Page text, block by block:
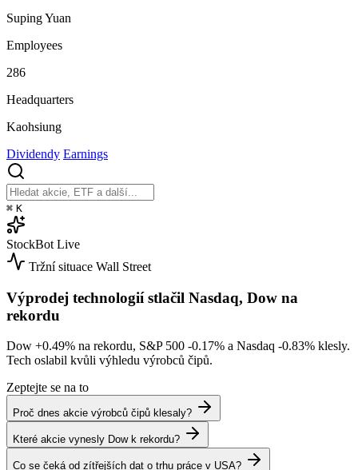
Suping Yuan
Employees
286
Headquarters
Kaohsiung
Dividendy Earnings
⌘ K
StockBot Live
Tržní situace Wall Street
Výprodej technologií stlačil Nasdaq, Dow na
rekordu
Dow +0.49% na rekordu, S&P 500 -0.17% a Nasdaq -0.83% klesly.
Tech oslabil kvůli výhledu výrobců čipů.
Zeptejte se na to
Proč dnes akcie výrobců čipů klesaly?
Které akcie vynesly Dow k rekordu?
Co se čeká od zítřejších dat o trhu práce v USA?